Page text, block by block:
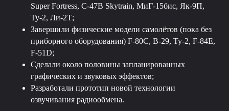
Super Fortress, C-47B Skytrain, МиГ-15бис, Як-9П,
Ту-2, Ли-2Т;
Завершили физические модели самолётов (пока без
приборного оборудования) F-80C, B-29, Ту-2, F-84E,
F-51D;
Сделали около половины запланированных
графических и звуковых эффектов;
Разработали прототип новой технологии
озвучивания радиообмена.